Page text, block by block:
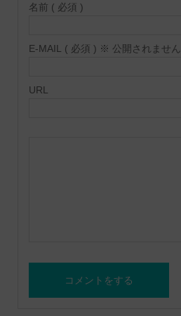
名前 ( 必須 )
E-MAIL ( 必須 ) ※ 公開されません
URL